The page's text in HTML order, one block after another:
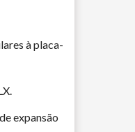
à placa-
expansão